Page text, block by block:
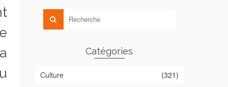
Catégories
Culture (321)